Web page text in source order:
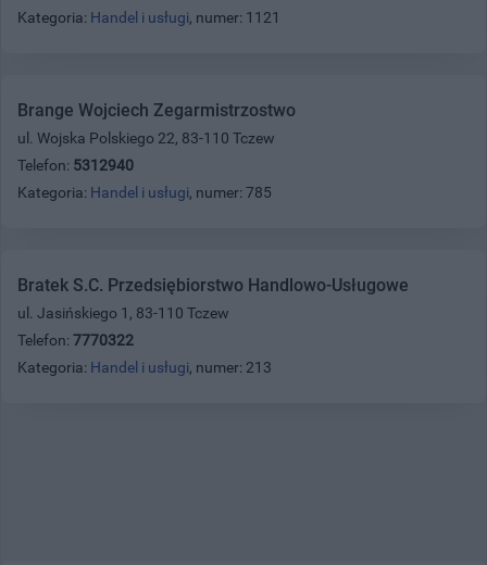
Kategoria: Handel i usługi, numer: 1121
Brange Wojciech Zegarmistrzostwo
ul. Wojska Polskiego 22, 83-110 Tczew
Telefon: 5312940
Kategoria: Handel i usługi, numer: 785
Bratek S.C. Przedsiębiorstwo Handlowo-Usługowe
ul. Jasińskiego 1, 83-110 Tczew
Telefon: 7770322
Kategoria: Handel i usługi, numer: 213